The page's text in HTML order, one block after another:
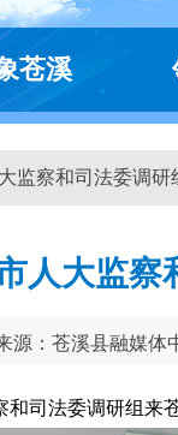
苍溪
监察和司法委调研
人大监察
源：苍溪县融媒体
和司法委调研组来